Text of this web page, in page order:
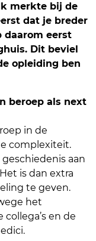
merkte bij de
dat je breder
daarom eerst
Dit beviel
opleiding ben
beroep als next
in de
complexiteit.
aan
is dan extra
te geven.
het
en de